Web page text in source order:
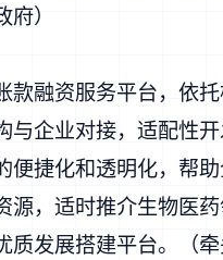
）
款融资服务平台，依
企业对接，适配性
捷化和透明化，帮
，适时推介生物医
发展搭建平台。（